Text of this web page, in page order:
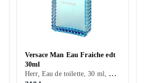
Versace Man Eau Fraiche edt
30ml
Herr, Eau de toilette, 30 ml, Versace Man, Mysk, Cederträ, Citron/Citrus, Ros, Rosenträ, Bergamott, Kardemumma, Salvia, Trä, Dragon, Peppar, Saffran, Ambra